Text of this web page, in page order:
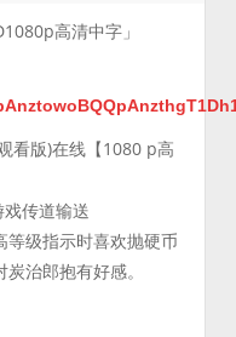
高清中字」
看版)在线【1080 p高
传道输送
等级指示时喜欢抛硬币
治郎抱有好感。